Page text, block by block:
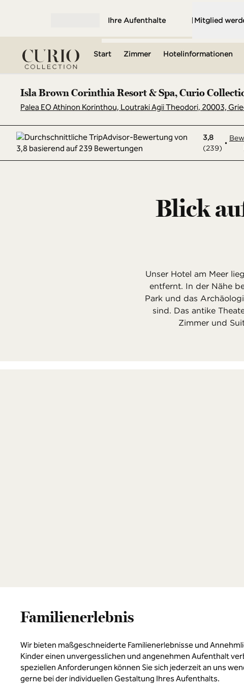
Ihre Aufenthalte Mitglied
Start Zimmer Hotelinformationen
Isla Brown Corinthia Resort & Spa, Curio
Palea EO Athinon Korinthou, Loutraki Agii Theodori, 20003,
3,8
(239)
•
Blick
Unser Hotel am Meer
entfernt. In der Nähe
Park und das
sind. Das antike
Zimmer und
Familienerlebnis
Wir bieten maßgeschneiderte Familienerlebnisse und
Kinder einen unvergesslichen und angenehmen Aufenthalt
speziellen Anforderungen können Sie sich jederzeit an uns
gerne bei der individuellen Gestaltung Ihres Aufenthalts.